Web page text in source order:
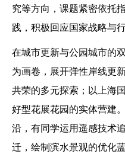
究等方向，课题紧密依托
践，积极回应国家战略与行
在城市更新与公园城市的
为画卷，展开弹性岸线更
共荣的多元探索；以上海
好型花展花园的实体营建
沿，有同学运用遥感技术
迁，绘制滨水景观的优化